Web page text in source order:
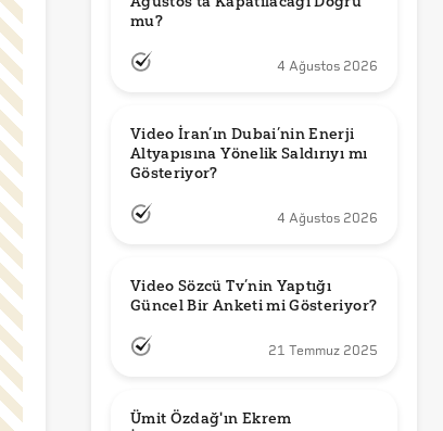
mu?
4 Ağustos 2026
Video İran’ın Dubai’nin Enerji
Altyapısına Yönelik Saldırıyı mı
Gösteriyor?
4 Ağustos 2026
Video Sözcü Tv’nin Yaptığı
Güncel Bir Anketi mi Gösteriyor?
21 Temmuz 2025
Ümit Özdağ'ın Ekrem